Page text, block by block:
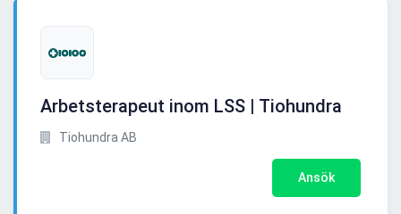
Arbetsterapeut inom LSS | Tiohundra
Tiohundra AB
Ansök